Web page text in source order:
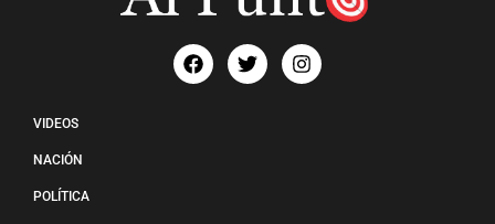
VIDEOS
NACIÓN
POLÍTICA